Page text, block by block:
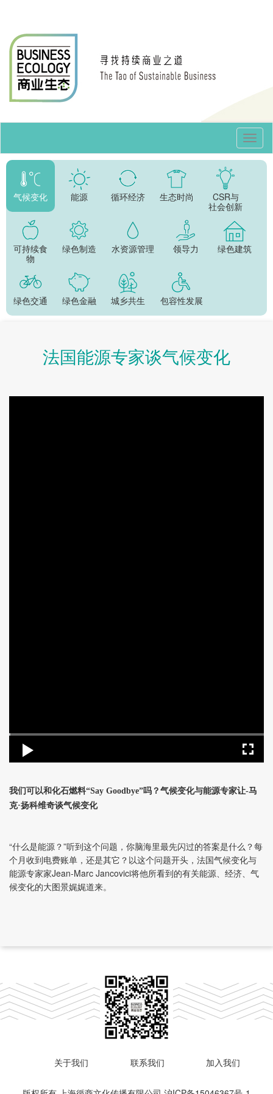
气候变化 能源 循环经济 生态时尚
CSR与
社会创新
可持续食
物
绿色制造 水资源管理 领导力 绿色建筑
绿色交通 绿色金融 城乡共生 包容性发展
法国能源专家谈气候变化
我们可以和化石燃料“Say Goodbye”吗？气候变化与能源专家让-马
克·扬科维奇谈气候变化
“什么是能源？”听到这个问题，你脑海里最先闪过的答案是什么？每
个月收到电费账单，还是其它？以这个问题开头，法国气候变化与
能源专家家Jean-Marc Jancovici将他所看到的有关能源、经济、气
候变化的大图景娓娓道来。
关于我们 联系我们 加入我们